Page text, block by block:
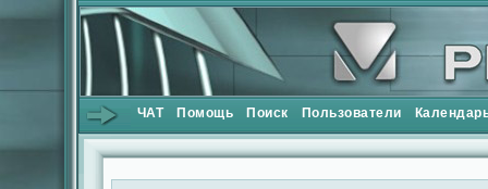
ЧАТ Помощь Поиск Пользователи